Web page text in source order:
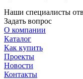
Наши специалисты
Задать вопрос
О компании
Каталог
Как купить
Проекты
Новости
Контакты